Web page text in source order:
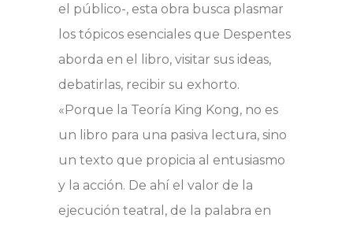
el público-, esta obra busca plasmar
los tópicos esenciales que Despentes
aborda en el libro, visitar sus ideas,
debatirlas, recibir su exhorto.
«Porque la Teoría King Kong, no es
un libro para una pasiva lectura, sino
un texto que propicia al entusiasmo
y la acción. De ahí el valor de la
ejecución teatral, de la palabra en